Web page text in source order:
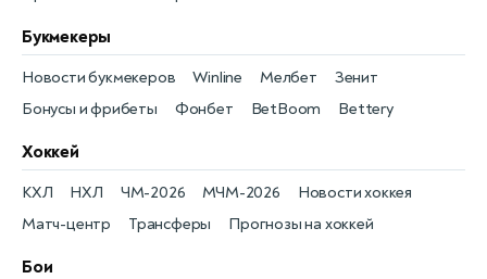
Букмекеры
Бонусы и фрибеты
Новости букмекеров
Фонбет
Winline
BetBoom
Мелбет
Bettery
Зенит
Хоккей
Новости хоккея
КХЛ
Матч-центр
НХЛ
Трансферы
ЧМ-2026
Прогнозы на хоккей
МЧМ-2026
Бои